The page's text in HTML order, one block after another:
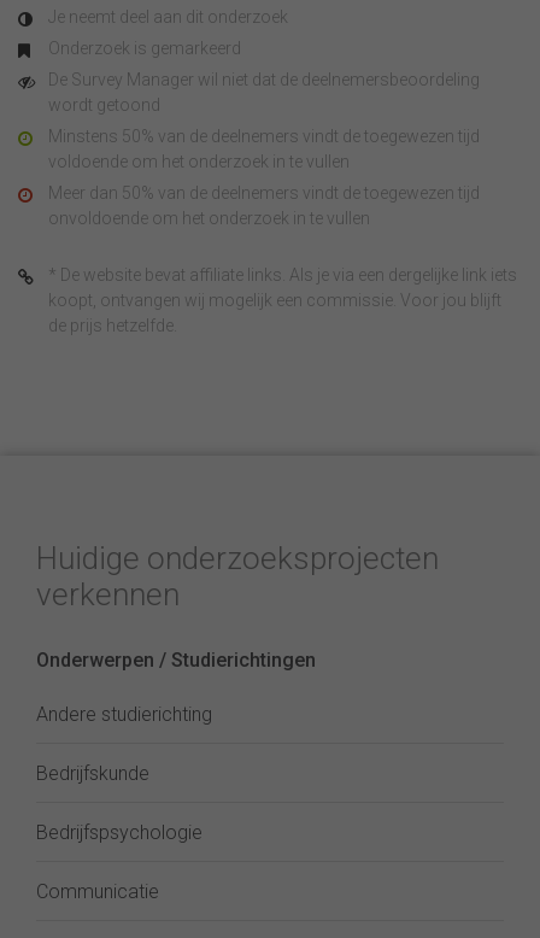
Je neemt deel aan dit onderzoek
Onderzoek is gemarkeerd
De Survey Manager wil niet dat de deelnemersbeoordeling
wordt getoond
Minstens 50% van de deelnemers vindt de toegewezen tijd
voldoende om het onderzoek in te vullen
Meer dan 50% van de deelnemers vindt de toegewezen tijd
onvoldoende om het onderzoek in te vullen
* De website bevat affiliate links. Als je via een dergelijke link iets
koopt, ontvangen wij mogelijk een commissie. Voor jou blijft
de prijs hetzelfde.
Huidige onderzoeksprojecten
verkennen
Onderwerpen / Studierichtingen
Andere studierichting
Bedrijfskunde
Bedrijfspsychologie
Communicatie